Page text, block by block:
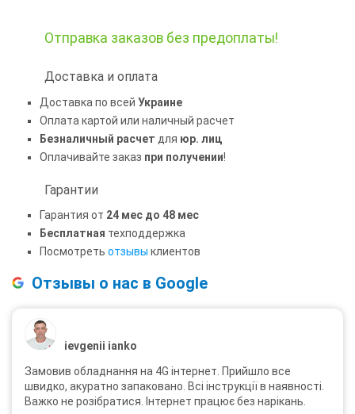
Отправка заказов без предоплаты!
Доставка и оплата
Доставка по всей Украине
Оплата картой или наличный расчет
Безналичный расчет для юр. лиц
Оплачивайте заказ при получении!
Гарантии
Гарантия от 24 мес до 48 мес
Бесплатная техподдержка
Посмотреть отзывы клиентов
Отзывы о нас в Google
ievgenii ianko
Замовив обладнання на 4G інтернет. Прийшло все
швидко, акуратно запаковано. Всі інструкції в наявності.
Важко не розібратися. Інтернет працює без нарікань.